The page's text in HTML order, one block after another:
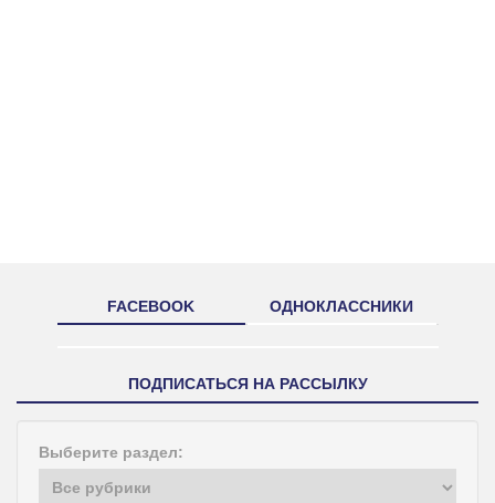
FACEBOOK ОДНОКЛАССНИКИ
ПОДПИСАТЬСЯ НА РАССЫЛКУ
Выберите раздел: